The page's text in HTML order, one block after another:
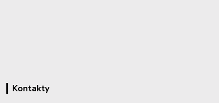
Kontakty